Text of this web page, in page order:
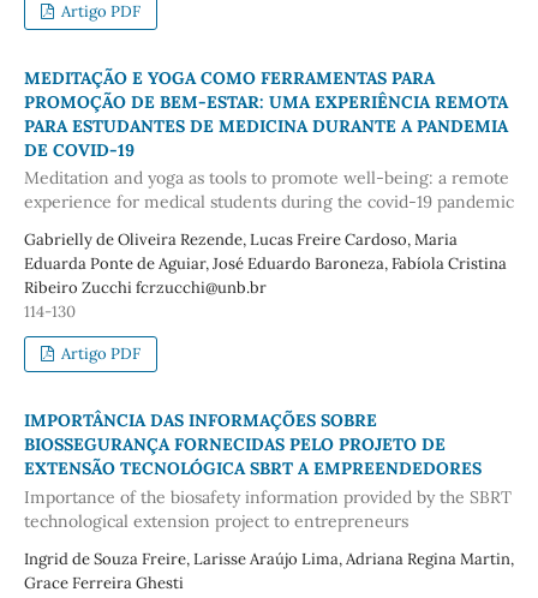
Artigo PDF
MEDITAÇÃO E YOGA COMO FERRAMENTAS PARA
PROMOÇÃO DE BEM-ESTAR: UMA EXPERIÊNCIA REMOTA
PARA ESTUDANTES DE MEDICINA DURANTE A PANDEMIA
DE COVID-19
Meditation and yoga as tools to promote well-being: a remote
experience for medical students during the covid-19 pandemic
Gabrielly de Oliveira Rezende, Lucas Freire Cardoso, Maria
Eduarda Ponte de Aguiar, José Eduardo Baroneza, Fabíola Cristina
Ribeiro Zucchi fcrzucchi@unb.br
114-130
Artigo PDF
IMPORTÂNCIA DAS INFORMAÇÕES SOBRE
BIOSSEGURANÇA FORNECIDAS PELO PROJETO DE
EXTENSÃO TECNOLÓGICA SBRT A EMPREENDEDORES
Importance of the biosafety information provided by the SBRT
technological extension project to entrepreneurs
Ingrid de Souza Freire, Larisse Araújo Lima, Adriana Regina Martin,
Grace Ferreira Ghesti